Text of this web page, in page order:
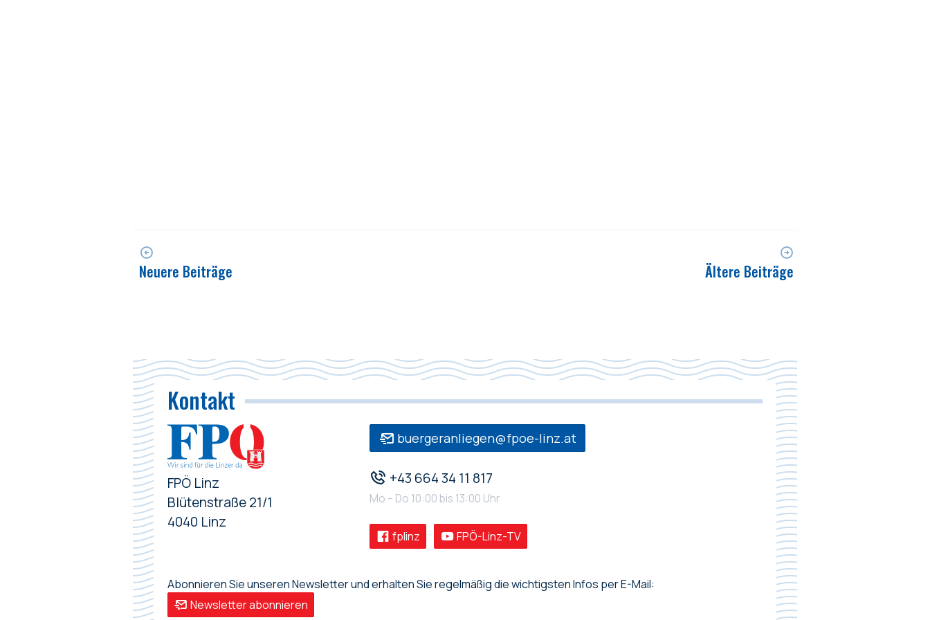
Neuere Beiträge Ältere Beiträge
Kontakt
FPÖ Linz
Blütenstraße 21/1
4040 Linz
buergeranliegen@fpoe-linz.at
+43 664 34 11 817
Mo – Do 10:00 bis 13:00 Uhr
fplinz FPÖ-Linz-TV
Abonnieren Sie unseren Newsletter und erhalten Sie regelmäßig die wichtigsten Infos per E-Mail:
Newsletter abonnieren